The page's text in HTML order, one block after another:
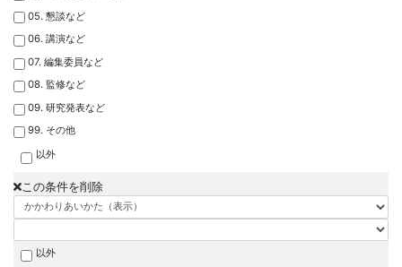
05. 懇談など
06. 講演など
07. 編集委員など
08. 監修など
09. 研究発表など
99. その他
以外
この条件を削除
以外